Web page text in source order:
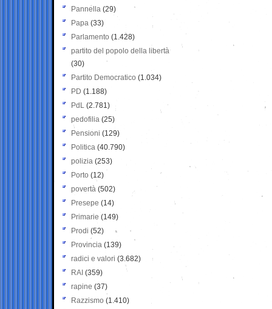
Pannella (29)
Papa (33)
Parlamento (1.428)
partito del popolo della libertà
(30)
Partito Democratico (1.034)
PD (1.188)
PdL (2.781)
pedofilia (25)
Pensioni (129)
Politica (40.790)
polizia (253)
Porto (12)
povertà (502)
Presepe (14)
Primarie (149)
Prodi (52)
Provincia (139)
radici e valori (3.682)
RAI (359)
rapine (37)
Razzismo (1.410)